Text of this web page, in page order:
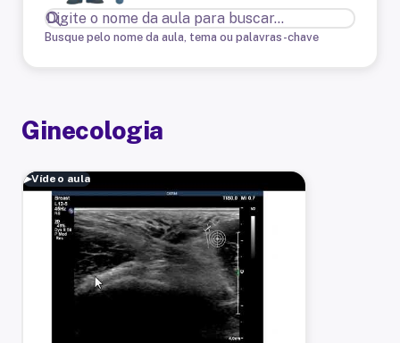
Busque pelo nome da aula, tema ou palavras-chave
Ginecologia
▶Vídeo aula